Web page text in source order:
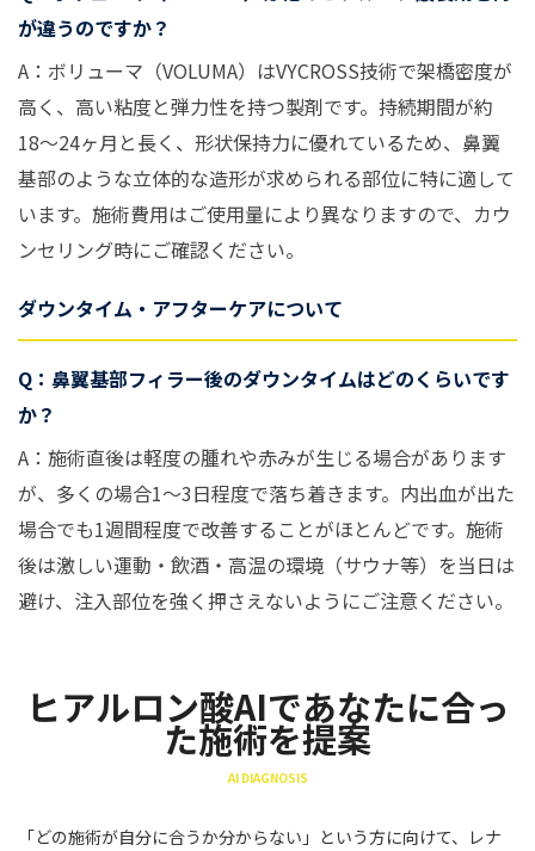
が違うのですか？
A：ボリューマ（VOLUMA）はVYCROSS技術で架橋密度が
高く、高い粘度と弾力性を持つ製剤です。持続期間が約
18〜24ヶ月と長く、形状保持力に優れているため、鼻翼
基部のような立体的な造形が求められる部位に特に適して
います。施術費用はご使用量により異なりますので、カウ
ンセリング時にご確認ください。
ダウンタイム・アフターケアについて
Q：鼻翼基部フィラー後のダウンタイムはどのくらいです
か？
A：施術直後は軽度の腫れや赤みが生じる場合があります
が、多くの場合1〜3日程度で落ち着きます。内出血が出た
場合でも1週間程度で改善することがほとんどです。施術
後は激しい運動・飲酒・高温の環境（サウナ等）を当日は
避け、注入部位を強く押さえないようにご注意ください。
ヒアルロン酸AIであなたに合っ
た施術を提案
AI DIAGNOSIS
「どの施術が自分に合うか分からない」という方に向けて、レナ